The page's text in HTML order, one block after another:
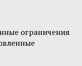
ограничения